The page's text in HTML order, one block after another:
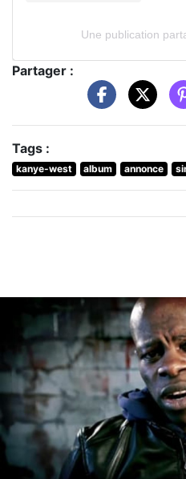
Une publication
Partager :
Tags :
kanye-west album annonce